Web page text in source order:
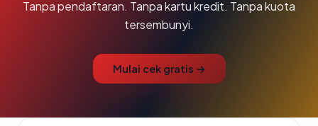
Tanpa pendaftaran. Tanpa kartu kredit. Tanpa kuota
tersembunyi.
Mulai cek gratis →